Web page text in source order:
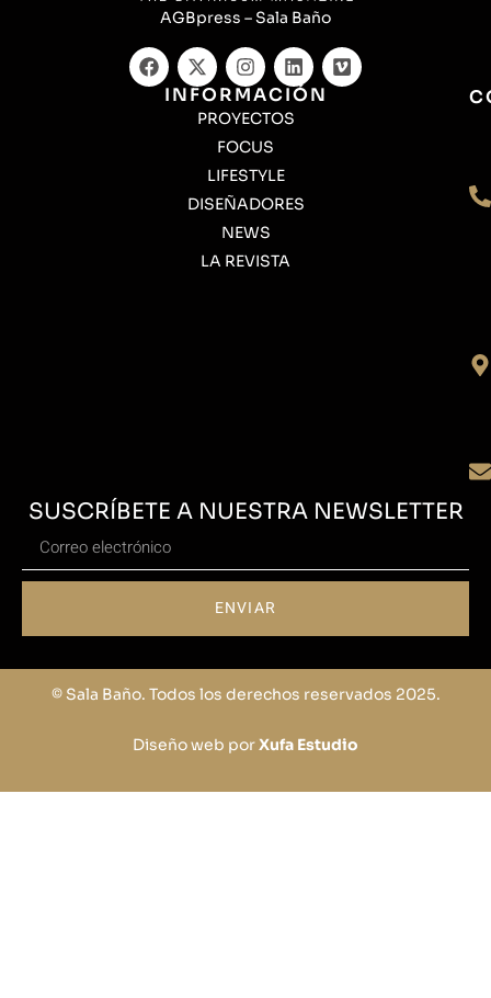
AGBpress – Sala Baño
INFORMACIÓN
PROYECTOS
FOCUS
LIFESTYLE
DISEÑADORES
NEWS
LA REVISTA
SUSCRÍBETE A NUESTRA NEWSLETTER
ENVIAR
© Sala Baño. Todos los derechos reservados 2025.
Diseño web porXufa Estudio